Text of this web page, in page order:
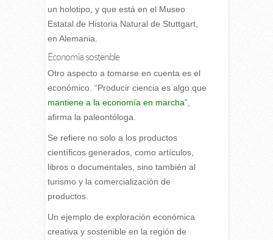
un holotipo, y que está en el Museo
Estatal de Historia Natural de Stuttgart,
en Alemania.
Economía sostenible
Otro aspecto a tomarse en cuenta es el
económico. “Producir ciencia es algo que
mantiene a la economía en marcha”,
afirma la paleontóloga.
Se refiere no solo a los productos
científicos generados, como artículos,
libros o documentales, sino también al
turismo y la comercialización de
productos.
Un ejemplo de exploración económica
creativa y sostenible en la región de